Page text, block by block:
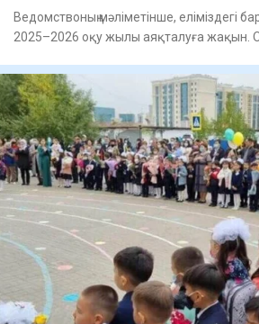
Ведомствоның мәліметінше, еліміздегі
2025–2026 оқу жылы аяқталуға жақын.